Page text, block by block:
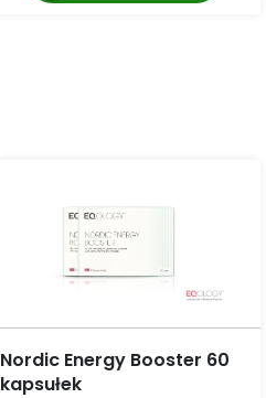
Nordic Energy Booster 60
kapsułek